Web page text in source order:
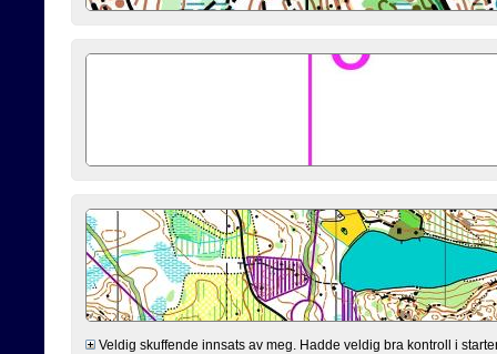
Veldig skuffende innsats av meg. Hadde veldig bra kontroll i